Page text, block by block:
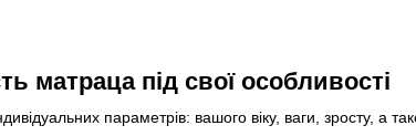
матраца під свої особливості
параметрів: вашого віку, ваги, зросту, а